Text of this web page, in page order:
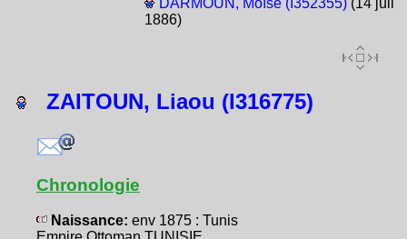
DARMOUN, Moïse (I352355)(14 juil
1886)
ZAITOUN, Liaou (I316775)
Chronologie
Naissance: env 1875 : Tunis